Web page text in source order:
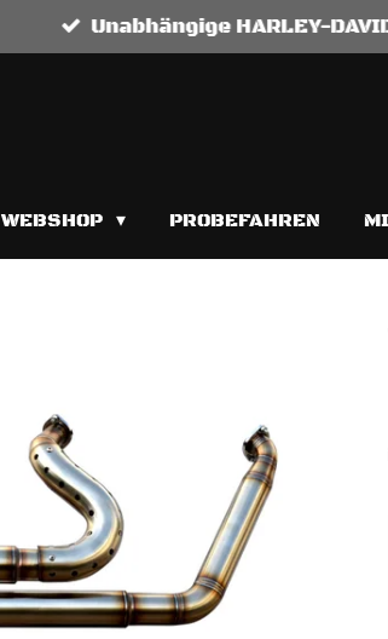
Unabhängige HARLEY-
WEBSHOP PROBEFAHREN